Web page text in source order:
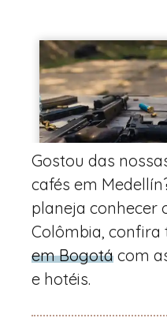
Gostou das
cafés em
planeja conhecer
Colômbia, confira
em Bogotá com
e hotéis.